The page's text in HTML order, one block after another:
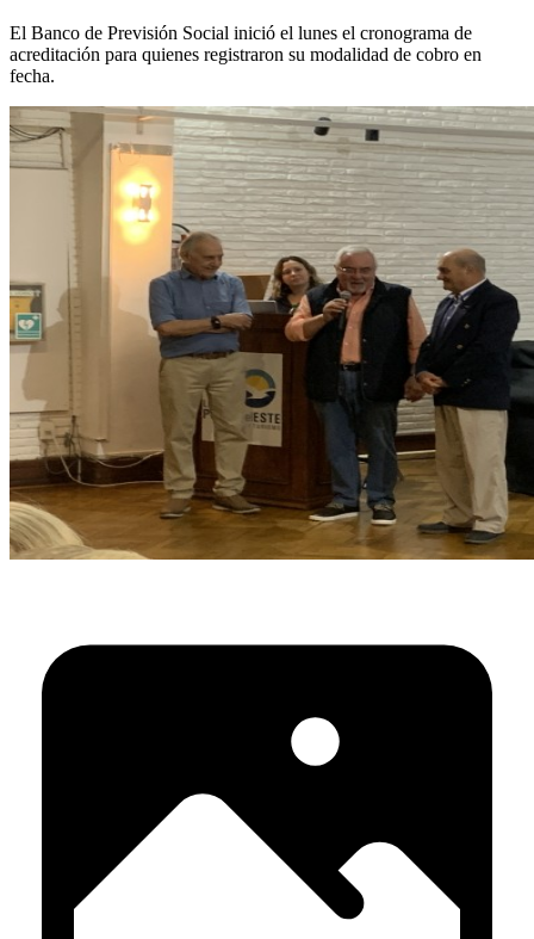
El Banco de Previsión Social inició el lunes el cronograma de
acreditación para quienes registraron su modalidad de cobro en
fecha.